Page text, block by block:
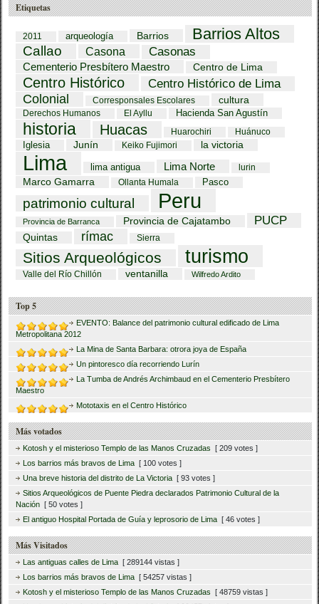
Etiquetas
2011 arqueología Barrios Barrios Altos
Callao Casona Casonas
Cementerio Presbítero Maestro Centro de Lima
Centro Histórico
Centro Histórico de Lima
Colonial
Corresponsales Escolares cultura
Derechos Humanos El Ayllu Hacienda San Agustín
historia Huacas Huarochiri Huánuco
Iglesia Junín Keiko Fujimori la victoria
Lima lima antigua Lima Norte lurin
Marco Gamarra Ollanta Humala Pasco
patrimonio cultural Peru
Provincia de Barranca Provincia de Cajatambo PUCP
Quintas rímac Sierra
Sitios Arqueológicos turismo
Valle del Río Chillón ventanilla Wilfredo Ardito
Top 5
EVENTO: Balance del patrimonio cultural edificado de Lima
Metropolitana 2012
La Mina de Santa Barbara: otrora joya de España
Un pintoresco día recorriendo Lurín
La Tumba de Andrés Archimbaud en el Cementerio Presbítero
Maestro
Mototaxis en el Centro Histórico
Más votados
Kotosh y el misterioso Templo de las Manos Cruzadas [ 209 votes ]
Los barrios más bravos de Lima [ 100 votes ]
Una breve historia del distrito de La Victoria [ 93 votes ]
Sitios Arqueológicos de Puente Piedra declarados Patrimonio Cultural de la
Nación [ 50 votes ]
El antiguo Hospital Portada de Guía y leprosorio de Lima [ 46 votes ]
Más Visitados
Las antiguas calles de Lima [ 289144 vistas ]
Los barrios más bravos de Lima [ 54257 vistas ]
Kotosh y el misterioso Templo de las Manos Cruzadas [ 48759 vistas ]